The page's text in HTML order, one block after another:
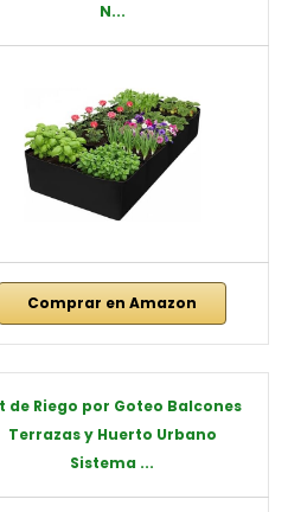
N...
Comprar en Amazon
de Riego por Goteo Balcones
Terrazas y Huerto Urbano
Sistema ...